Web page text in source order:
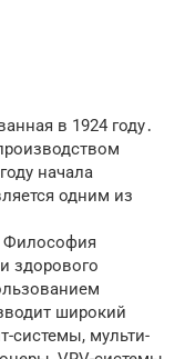
в 1924 году․
начала
одним из
Философия
здорового
широкий
системы, мульти-